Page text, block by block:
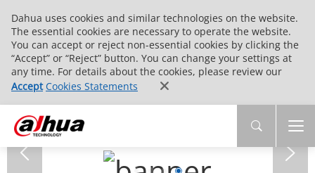
Dahua uses cookies and similar technologies on the website.
The essential cookies are necessary to operate the website.
You can accept or reject non-essential cookies by clicking the
“Accept” or “Reject” button. You can change your settings at
any time. For details about the cookies, please review our
Accept Cookies Statements